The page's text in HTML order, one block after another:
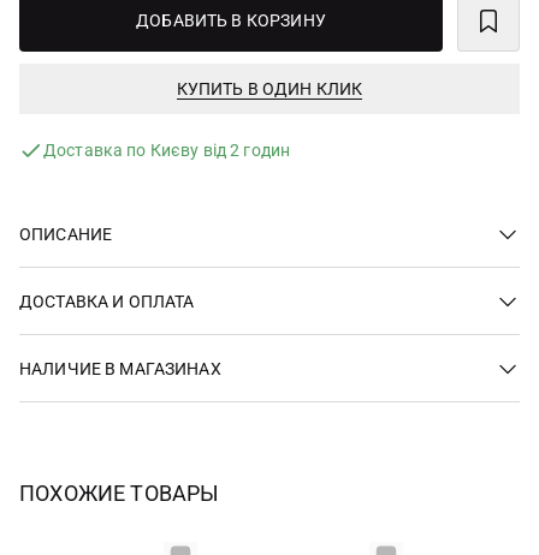
ДОБАВИТЬ В КОРЗИНУ
КУПИТЬ В ОДИН КЛИК
Доставка по Києву від 2 годин
ОПИСАНИЕ
ДОСТАВКА И ОПЛАТА
НАЛИЧИЕ В МАГАЗИНАХ
ПОХОЖИЕ ТОВАРЫ